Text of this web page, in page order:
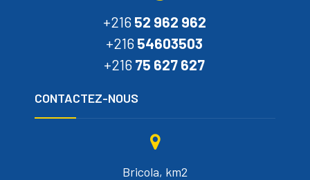
+216 52 962 962
+216 54603503
+216 75 627 627
CONTACTEZ-NOUS
Bricola, km2